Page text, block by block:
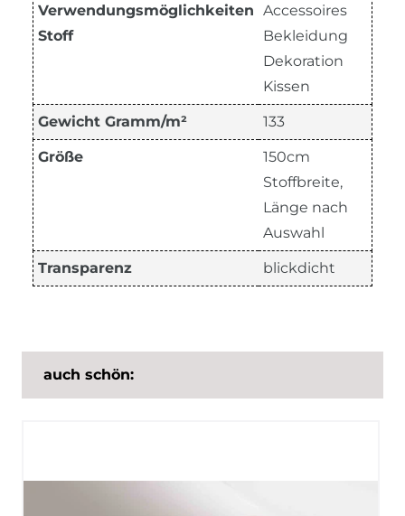
Verwendungsmöglichkeiten
Stoff
Accessoires
Bekleidung
Dekoration
Kissen
Gewicht Gramm/m² 133
Größe
150cm
Stoffbreite,
Länge nach
Auswahl
Transparenz blickdicht
auch schön: